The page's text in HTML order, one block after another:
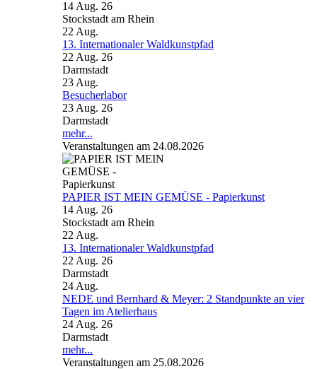
14 Aug. 26
Stockstadt am Rhein
22 Aug.
13. Internationaler Waldkunstpfad
22 Aug. 26
Darmstadt
23 Aug.
Besucherlabor
23 Aug. 26
Darmstadt
mehr...
Veranstaltungen am 24.08.2026
PAPIER IST MEIN GEMÜSE - Papierkunst
14 Aug. 26
Stockstadt am Rhein
22 Aug.
13. Internationaler Waldkunstpfad
22 Aug. 26
Darmstadt
24 Aug.
NEDE und Bernhard & Meyer: 2 Standpunkte an vier
Tagen im Atelierhaus
24 Aug. 26
Darmstadt
mehr...
Veranstaltungen am 25.08.2026